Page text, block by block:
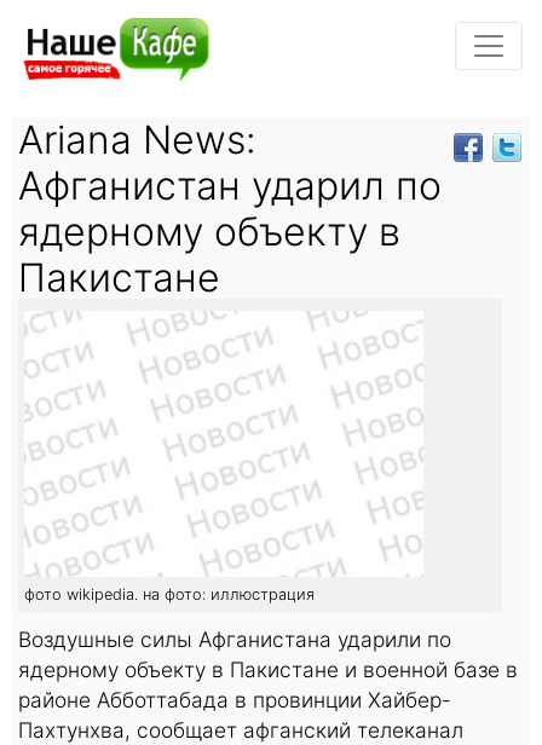
Ariana News:
Афганистан ударил по
ядерному объекту в
Пакистане
фото wikipedia. на фото: иллюстрация
Воздушные силы Афганистана ударили по
ядерному объекту в Пакистане и военной базе в
районе Абботтабада в провинции Хайбер-
Пахтунхва, сообщает афганский телеканал